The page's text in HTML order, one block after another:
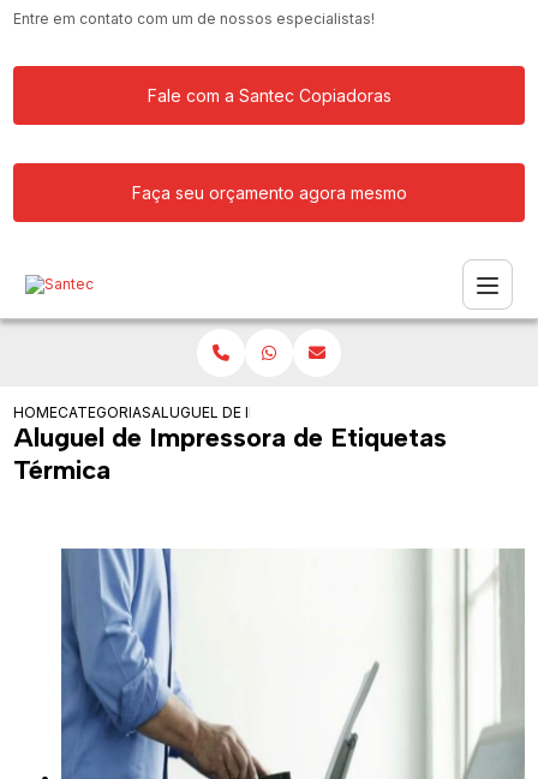
Entre em contato com um de nossos especialistas!
Fale com a Santec Copiadoras
Faça seu orçamento agora mesmo
HOMECATEGORIASALUGUEL DE IMPRESSORA DE ETIQUETAS TERMICA
Aluguel de Impressora de Etiquetas
Térmica